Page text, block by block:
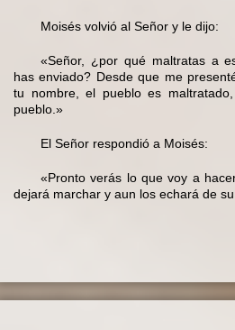
Moisés volvió al Señor y le dijo:
«Señor, ¿por qué maltratas a
has enviado? Desde que me
tu nombre, el pueblo es
pueblo.»
El Señor respondió a Moisés:
«Pronto verás lo que voy a
dejará marchar y aun los echará de